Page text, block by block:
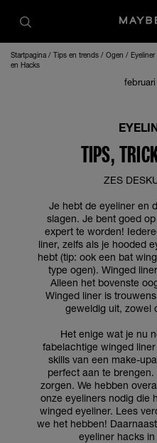
Startpagina Tips en trends Ogen
en Hacks
TIPS,
ZES
Je hebt de eyeliner en
slagen. Je bent goed
expert te worden!
liner, zelfs als je hooded
hebt (tip: ook een bat
type ogen). Winged
Alleen het bovenste
Winged liner is
geweldig uit, zowel
Het enige wat je nu
fabelachtige winged
skills van een make-
perfect aan te
zorgen. We hebben
onze eyeliners nodig die
winged eyeliner. Lees
we het hebben!
eyeliner hacks